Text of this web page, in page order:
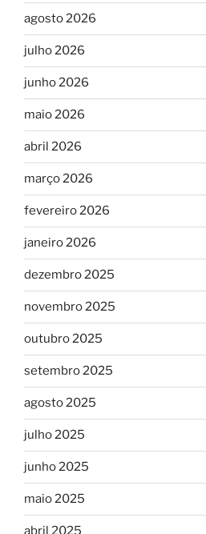
agosto 2026
julho 2026
junho 2026
maio 2026
abril 2026
março 2026
fevereiro 2026
janeiro 2026
dezembro 2025
novembro 2025
outubro 2025
setembro 2025
agosto 2025
julho 2025
junho 2025
maio 2025
abril 2025